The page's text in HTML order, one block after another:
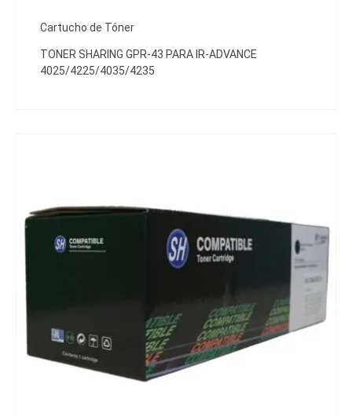
Cartucho de Tóner
TONER SHARING GPR-43 PARA IR-ADVANCE
4025/4225/4035/4235